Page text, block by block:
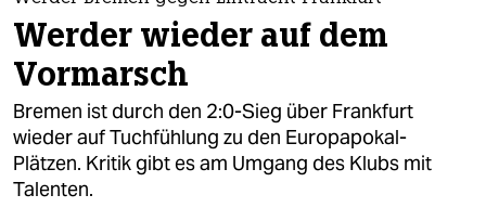
politik
öko
gesellschaft
kultur
Werder wieder auf dem
Vormarsch
Bremen ist durch den 2:0-Sieg über Frankfurt
wieder auf Tuchfühlung zu den Europapokal-
Plätzen. Kritik gibt es am Umgang des Klubs mit
Talenten.